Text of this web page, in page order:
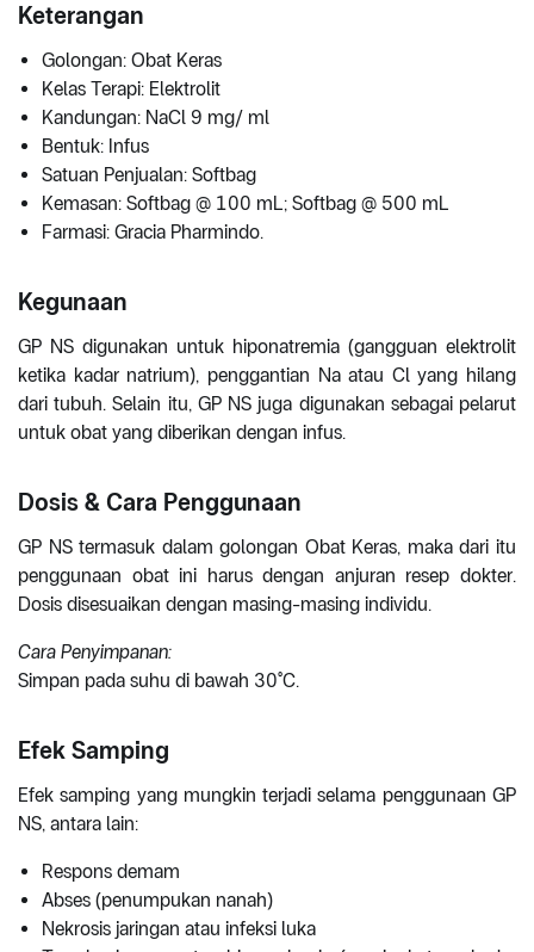
Keterangan
Golongan: Obat Keras
Kelas Terapi: Elektrolit
Kandungan: NaCl 9 mg/ ml
Bentuk: Infus
Satuan Penjualan: Softbag
Kemasan: Softbag @ 100 mL; Softbag @ 500 mL
Farmasi: Gracia Pharmindo.
Kegunaan
GP NS digunakan untuk hiponatremia (gangguan elektrolit
ketika kadar natrium), penggantian Na atau Cl yang hilang
dari tubuh. Selain itu, GP NS juga digunakan sebagai pelarut
untuk obat yang diberikan dengan infus.
Dosis & Cara Penggunaan
GP NS termasuk dalam golongan Obat Keras, maka dari itu
penggunaan obat ini harus dengan anjuran resep dokter.
Dosis disesuaikan dengan masing-masing individu.
Cara Penyimpanan:
Simpan pada suhu di bawah 30°C.
Efek Samping
Efek samping yang mungkin terjadi selama penggunaan GP
NS, antara lain:
Respons demam
Abses (penumpukan nanah)
Nekrosis jaringan atau infeksi luka